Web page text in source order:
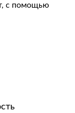
с помощью